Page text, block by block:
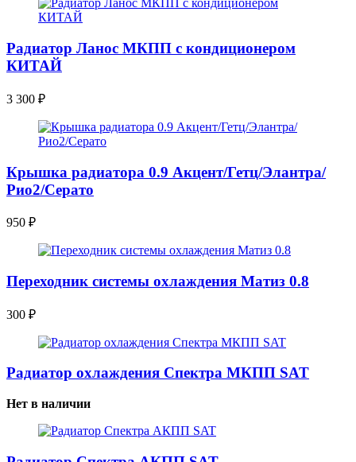
Радиатор Ланос МКПП с кондиционером
КИТАЙ
3 300 ₽
Крышка радиатора 0.9 Акцент/Гетц/Элантра/
Рио2/Серато
950 ₽
Переходник системы охлаждения Матиз 0.8
300 ₽
Радиатор охлаждения Спектра МКПП SAT
Нет в наличии